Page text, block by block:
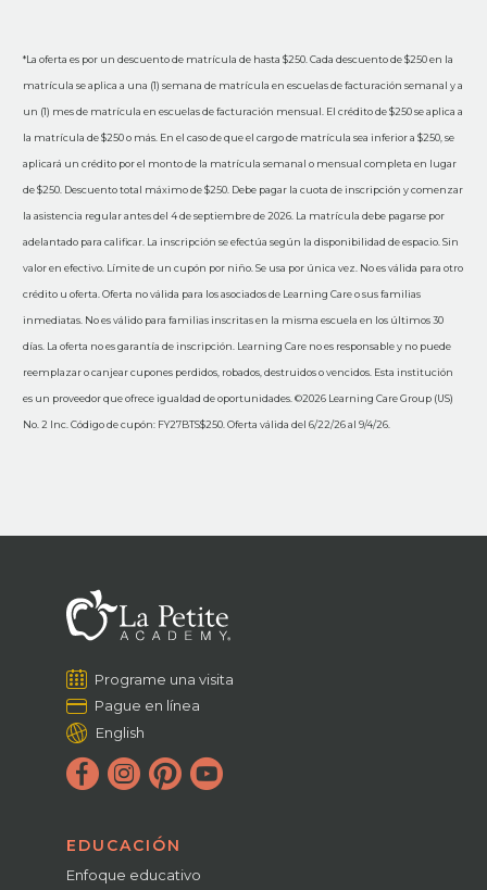
*La oferta es por un descuento de matrícula de hasta $250. Cada descuento de $250 en la
matrícula se aplica a una (1) semana de matrícula en escuelas de facturación semanal y a
un (1) mes de matrícula en escuelas de facturación mensual. El crédito de $250 se aplica a
la matrícula de $250 o más. En el caso de que el cargo de matrícula sea inferior a $250, se
aplicará un crédito por el monto de la matrícula semanal o mensual completa en lugar
de $250. Descuento total máximo de $250. Debe pagar la cuota de inscripción y comenzar
la asistencia regular antes del 4 de septiembre de 2026. La matrícula debe pagarse por
adelantado para calificar. La inscripción se efectúa según la disponibilidad de espacio. Sin
valor en efectivo. Límite de un cupón por niño. Se usa por única vez. No es válida para otro
crédito u oferta. Oferta no válida para los asociados de Learning Care o sus familias
inmediatas. No es válido para familias inscritas en la misma escuela en los últimos 30
días. La oferta no es garantía de inscripción. Learning Care no es responsable y no puede
reemplazar o canjear cupones perdidos, robados, destruidos o vencidos. Esta institución
es un proveedor que ofrece igualdad de oportunidades. ©2026 Learning Care Group (US)
No. 2 Inc. Código de cupón: FY27BTS$250. Oferta válida del 6/22/26 al 9/4/26.
Programe una visita
Pague en línea
English
EDUCACIÓN
Enfoque educativo